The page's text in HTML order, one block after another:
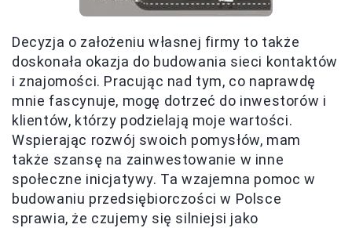
Decyzja o założeniu własnej firmy to także
doskonała okazja do budowania sieci kontaktów
i znajomości. Pracując nad tym, co naprawdę
mnie fascynuje, mogę dotrzeć do inwestorów i
klientów, którzy podzielają moje wartości.
Wspierając rozwój swoich pomysłów, mam
także szansę na zainwestowanie w inne
społeczne inicjatywy. Ta wzajemna pomoc w
budowaniu przedsiębiorczości w Polsce
sprawia, że czujemy się silniejsi jako